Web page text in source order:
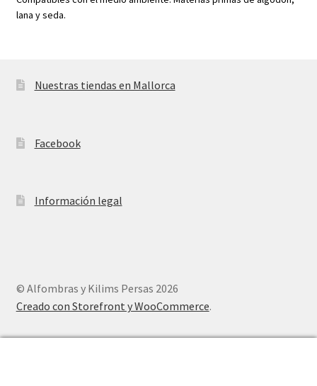
lana y seda.
Nuestras tiendas en Mallorca
Facebook
Información legal
© Alfombras y Kilims Persas 2026
Creado con Storefront y WooCommerce.